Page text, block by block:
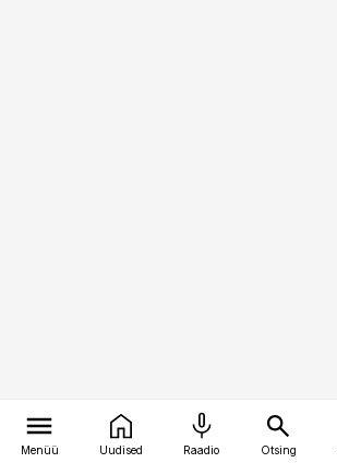
Menüü Uudised Raadio Otsing